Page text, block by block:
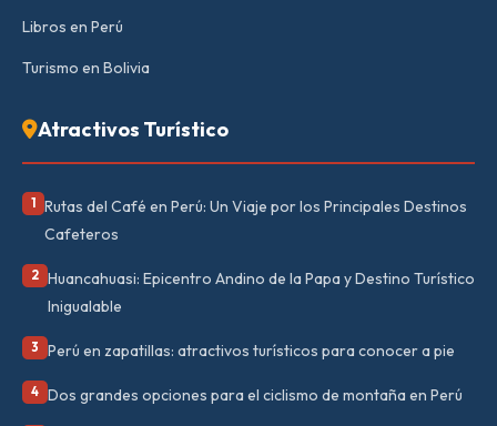
Libros en Perú
Turismo en Bolivia
Atractivos Turístico
1 Rutas del Café en Perú: Un Viaje por los Principales Destinos
Cafeteros
2 Huancahuasi: Epicentro Andino de la Papa y Destino Turístico
Inigualable
3 Perú en zapatillas: atractivos turísticos para conocer a pie
4 Dos grandes opciones para el ciclismo de montaña en Perú